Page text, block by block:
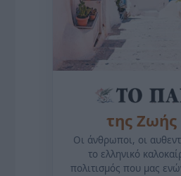
της Ζωής
Οι άνθρωποι, οι
το ελληνικό
πολιτισμός που μας